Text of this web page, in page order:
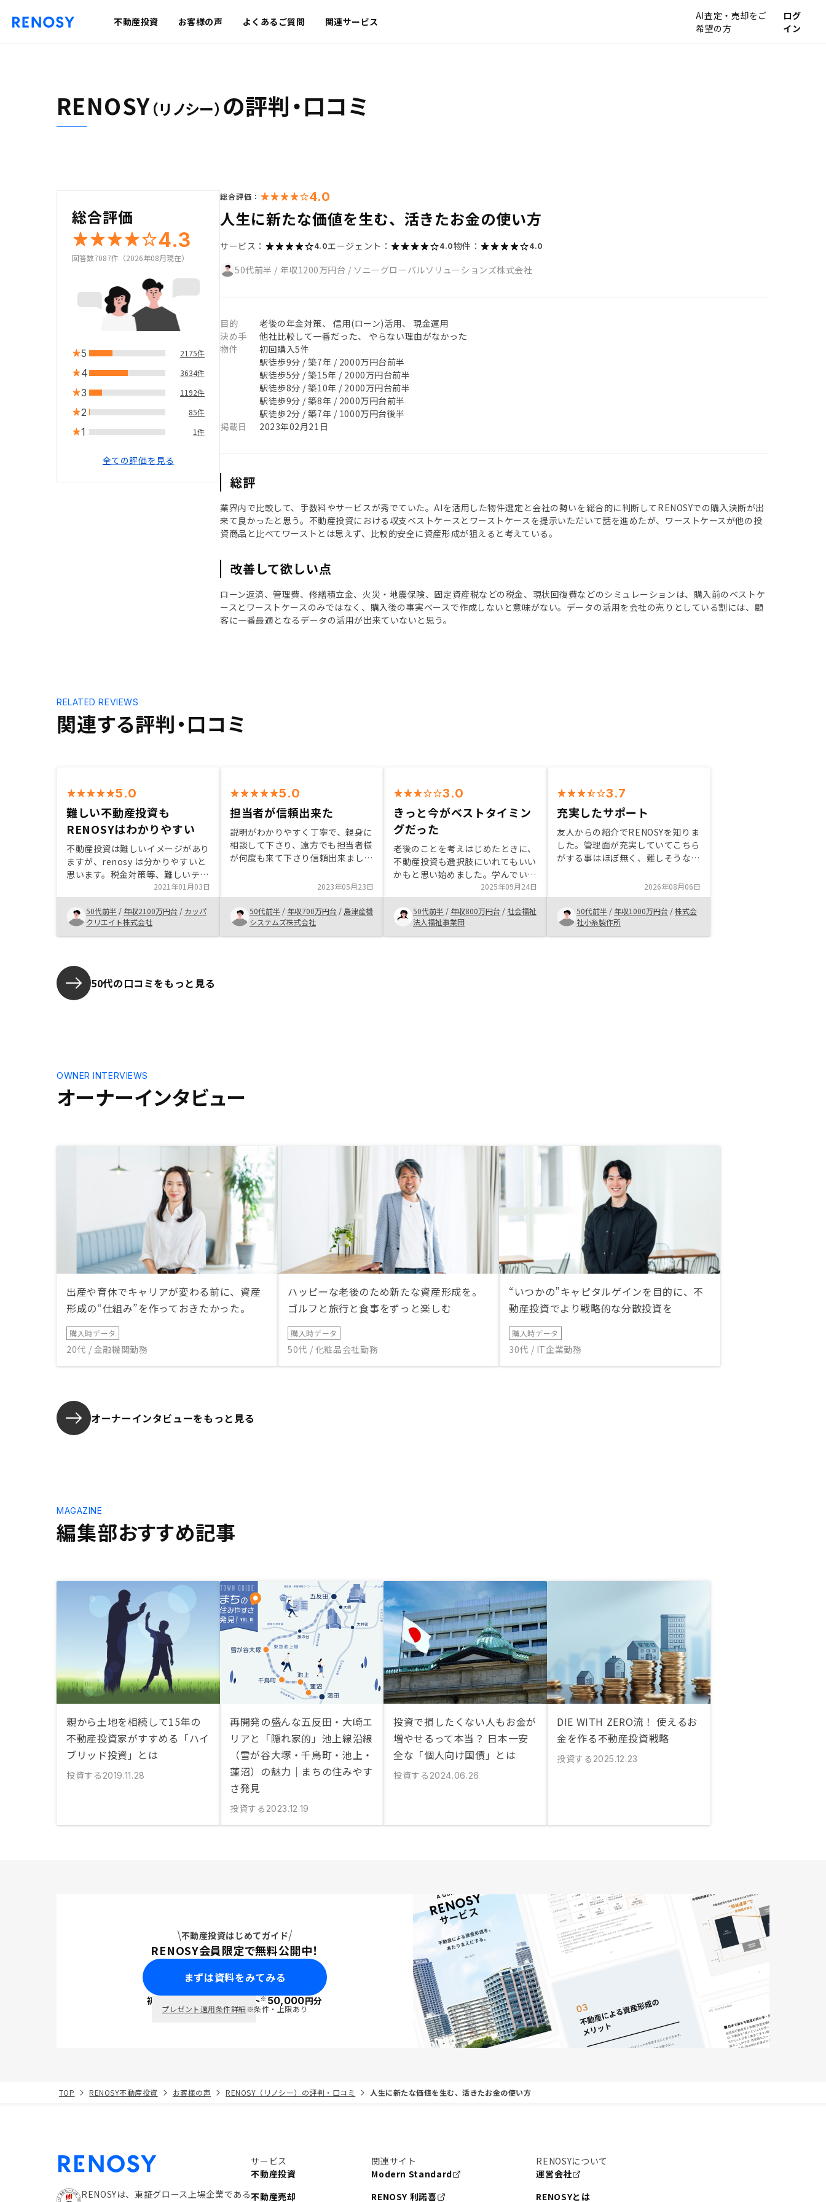
不動産投資 お客様の声 よくあるご質問 関連サービス
AI査定・売却をご
希望の方
ログ
イン
RENOSY（リノシー） の評判・口コミ
総合評価
4.3
回答数7087件（2026年08月現在）
5 2175件
4 3634件
3 1192件
2 85件
1 1件
全ての評価を見る
総合評価： 4.0
人生に新たな価値を生む、活きたお金の使い方
サービス： 4.0エージェント： 4.0物件： 4.0
50代前半 / 年収1200万円台 / ソニーグローバルソリューションズ株式会社
目的
老後の年金対策、 信用(ローン)活用、 現金運用
決め手
他社比較して一番だった、 やらない理由がなかった
物件
初回購入5件
駅徒歩9分 / 築7年 / 2000万円台前半
駅徒歩5分 / 築15年 / 2000万円台前半
駅徒歩8分 / 築10年 / 2000万円台前半
駅徒歩9分 / 築8年 / 2000万円台前半
駅徒歩2分 / 築7年 / 1000万円台後半
掲載日
2023年02月21日
総評
業界内で比較して、手数料やサービスが秀でていた。AIを活用した物件選定と会社の勢いを総合的に判断してRENOSYでの購入決断が出
来て良かったと思う。不動産投資における収支ベストケースとワーストケースを提示いただいて話を進めたが、ワーストケースが他の投
資商品と比べてワーストとは思えず、比較的安全に資産形成が狙えると考えている。
改善して欲しい点
ローン返済、管理費、修繕積立金、火災・地震保険、固定資産税などの税金、現状回復費などのシミュレーションは、購入前のベストケ
ースとワーストケースのみではなく、購入後の事実ベースで作成しないと意味がない。データの活用を会社の売りとしている割には、顧
客に一番最適となるデータの活用が出来ていないと思う。
関連する評判・口コミ
RELATED REVIEWS
5.0
難しい不動産投資も
RENOSYはわかりやすい
不動産投資は難しいイメージがあり
ますが、renosy は分かりやすいと
思います。税金対策等、難しいテー
マですが具体案が欲しい2021年01月03日
50代前半 / 年収2100万円台 / カッパ
クリエイト株式会社
5.0
担当者が信頼出来た
説明がわかりやすく丁寧で、親身に
相談して下さり、遠方でも担当者様
が何度も来て下さり信頼出来まし
き、何度か途中にまだ契約出来ない
物件だった事もあったがすぐに次の
物件を探していただけ、気持ちが伝
わりました。
2023年05月23日
50代前半 / 年収700万円台 / 島津産機
システムズ株式会社
3.0
きっと今がベストタイミン
グだった
老後のことを考えはじめたときに、
不動産投資も選択肢にいれてもいい
かもと思い始めました。学んでいく
うちに、リスク分散や相続対策とい
うワードもでてきて、より興味がわ
きました。 ただ、ローンを組むこ
とにとても抵抗があり、決断するの
に勇気が要りました。もっと早く始
2025年09月24日
50代前半 / 年収800万円台 / 社会福祉
法人福祉事業団
3.7
充実したサポート
友人からの紹介でRENOSYを知りま
した。管理面が充実していてこちら
がする事はほぼ無く、難しそうな手
等、サポートをしてもらえるので誰
でも楽に始められると思います。始
めたばかりでこれからだと思います
が、5年後、10年後を楽しみにして
います。
2026年08月06日
50代前半 / 年収1000万円台 /株式会
社小糸製作所
50代の口コミをもっと見る
オーナーインタビュー
OWNER INTERVIEWS
出産や育休でキャリアが変わる前に、資産
形成の“仕組み”を作っておきたかった。
購入時データ
20代 / 金融機関勤務
ハッピーな老後のため新たな資産形成を。
ゴルフと旅行と食事をずっと楽しむ
購入時データ
50代 / 化粧品会社勤務
“いつかの”キャピタルゲインを目的に、不
動産投資でより戦略的な分散投資を
購入時データ
30代 / IT企業勤務
オーナーインタビューをもっと見る
編集部おすすめ記事
MAGAZINE
親から土地を相続して15年の
不動産投資家がすすめる「ハイ
ブリッド投資」とは
投資する 2019.11.28
再開発の盛んな五反田・大崎エ
リアと「隠れ家的」池上線沿線
（雪が谷大塚・千鳥町・池上・
蓮沼）の魅力｜まちの住みやす
さ発見
投資する 2023.12.19
投資で損したくない人もお金が
増やせるって本当？ 日本一安
全な「個人向け国債」とは
投資する 2024.06.26
DIE WITH ZERO流！ 使えるお
金を作る不動産投資戦略
投資する 2025.12.23
不動産投資はじめてガイド
RENOSY会員限定で無料公開中！
まずは資料をみてみる
初回面談で ポイント※50,000円分
プレゼント適用条件詳細※条件・上限あり
TOP RENOSY不動産投資 お客様の声 RENOSY（リノシー）の評判・口コミ 人生に新たな価値を生む、活きたお金の使い方
RENOSYは、東証グロース上場企業である
サービス
不動産投資
不動産売却
関連サイト
Modern Standard
RENOSY 利諾喜
RENOSYについて
運営会社
RENOSYとは